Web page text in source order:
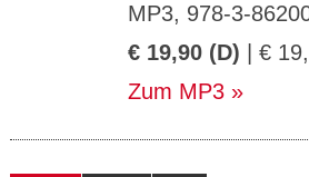
MP3, 978-3-
€ 19,90 (D) | €
Zum MP3